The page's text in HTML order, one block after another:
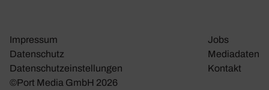
©Port Media GmbH 2026
Impressum
Daten­schutz
Daten­schutz­ein­stel­lungen
Jobs
Media­daten
Kontakt